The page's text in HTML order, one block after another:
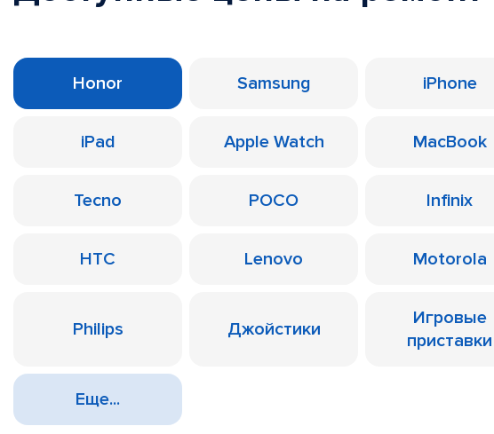
Honor Samsung iPhone
iPad Apple Watch MacBook
Tecno POCO Infinix
HTC Lenovo Motorola
Philips Джойстики
Игровые
приставки
Еще...